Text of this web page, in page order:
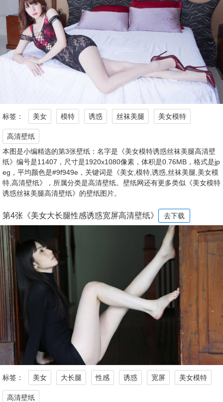
标签： 美女 模特 诱惑 丝袜美腿 美女模特
高清壁纸
本图是小编精选的第3张壁纸：名字是《美女模特诱惑丝袜美腿高清壁
纸》编号是11407，尺寸是1920x1080像素，体积是0.76MB，格式是jp
eg，平均颜色是#9f949e，关键词是《美女,模特,诱惑,丝袜美腿,美女模
特,高清壁纸》，所属分类是高清壁纸。壁纸网还有更多类似《美女模特
诱惑丝袜美腿高清壁纸》的壁纸图片。
第4张《美女大长腿性感诱惑宽屏高清壁纸》 去下载
标签： 美女 大长腿 性感 诱惑 宽屏 美女模特
高清壁纸